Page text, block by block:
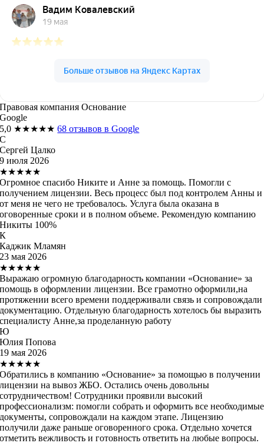
Правовая компания Основание
Google
5,0 ★★★★★68 отзывов в Google
С
Сергей Цалко
9 июля 2026
★★★★★
Огромное спасибо Никите и Анне за помощь. Помогли с
получением лицензии. Весь процесс был под контролем Анны и
от меня не чего не требовалось. Услуга была оказана в
оговоренные сроки и в полном объеме. Рекомендую компанию
Никиты 100%
К
Каджик Мламян
23 мая 2026
★★★★★
Выражаю огромную благодарность компании «Основание» за
помощь в оформлении лицензии. Все грамотно оформили,на
протяжении всего времени поддерживали связь и сопровождали
документацию. Отдельную благодарность хотелось бы выразить
специалисту Анне,за проделанную работу
Ю
Юлия Попова
19 мая 2026
★★★★★
Обратились в компанию «Основание» за помощью в получении
лицензии на вывоз ЖБО. Остались очень довольны
сотрудничеством! Сотрудники проявили высокий
профессионализм: помогли собрать и оформить все необходимые
документы, сопровождали на каждом этапе. Лицензию
получили даже раньше оговоренного срока. Отдельно хочется
отметить вежливость и готовность ответить на любые вопросы.